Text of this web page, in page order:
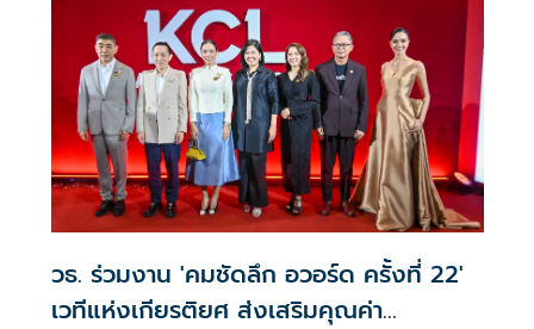
ราชวินิจฉัยจากองค์ที่ปรึกษา และประสานงานกับสำนัก
พระราชวังอย่างใกล้ชิด โดยได้มอบหมายให้นายประสพ เรียง
เงิน ปลัดวธ.
วธ. ร่วมงาน 'คมชัดลึก อวอร์ด ครั้งที่ 22'
เวทีแห่งเกียรติยศ ส่งเสริมคุณค่า